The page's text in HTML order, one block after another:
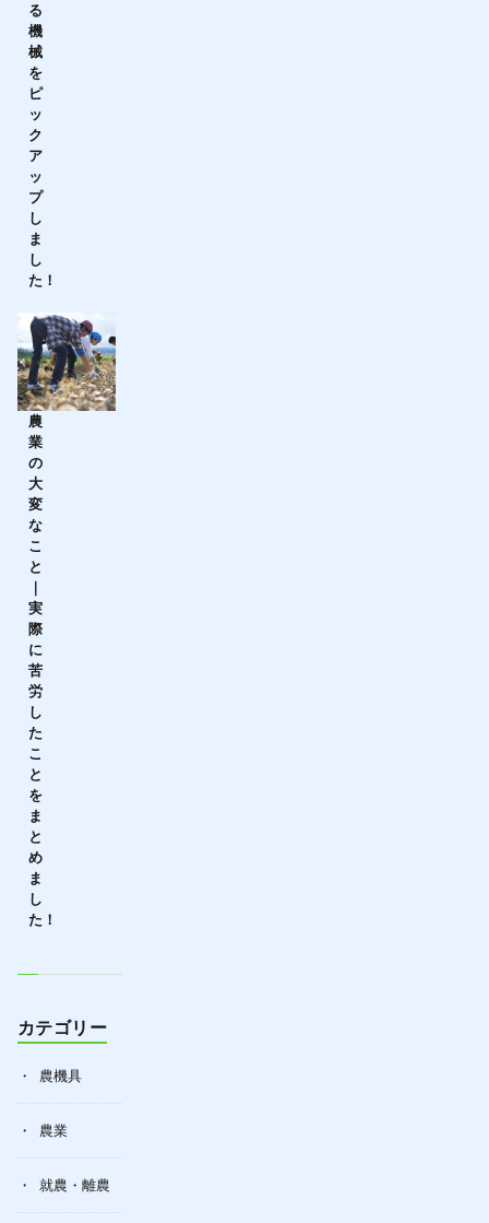
る
機
械
を
ピ
ッ
ク
ア
ッ
プ
し
ま
し
た！
農
業
の
大
変
な
こ
と
｜
実
際
に
苦
労
し
た
こ
と
を
ま
と
め
ま
し
た！
カテゴリー
農機具
農業
就農・離農